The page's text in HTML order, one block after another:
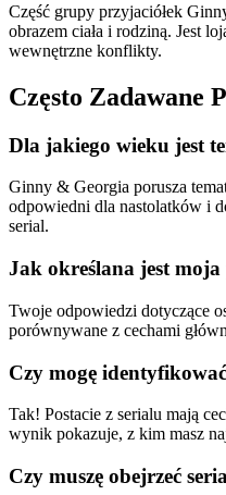
Część grupy przyjaciółek
obrazem ciała i rodziną. Jest
wewnętrzne konflikty.
Często Zadawane
Dla jakiego wieku jest
Ginny & Georgia porusza
odpowiedni dla nastolatków i
serial.
Jak określana jest moja
Twoje odpowiedzi dotyczące
porównywane z cechami
Czy mogę
Tak! Postacie z serialu mają
wynik pokazuje, z kim masz
Czy muszę obejrzeć